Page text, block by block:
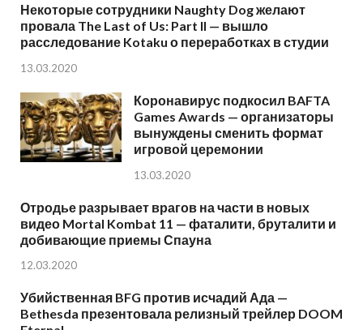
Некоторые сотрудники Naughty Dog желают
провала The Last of Us: Part II — вышло
расследование Kotaku о переработках в студии
13.03.2020
Коронавирус подкосил BAFTA
Games Awards — организаторы
вынуждены сменить формат
игровой церемонии
13.03.2020
Отродье разрывает врагов на части в новых
видео Mortal Kombat 11 — фаталити, бруталити и
добивающие приемы Спауна
12.03.2020
Убийственная BFG против исчадий Ада —
Bethesda презентовала релизный трейлер DOOM